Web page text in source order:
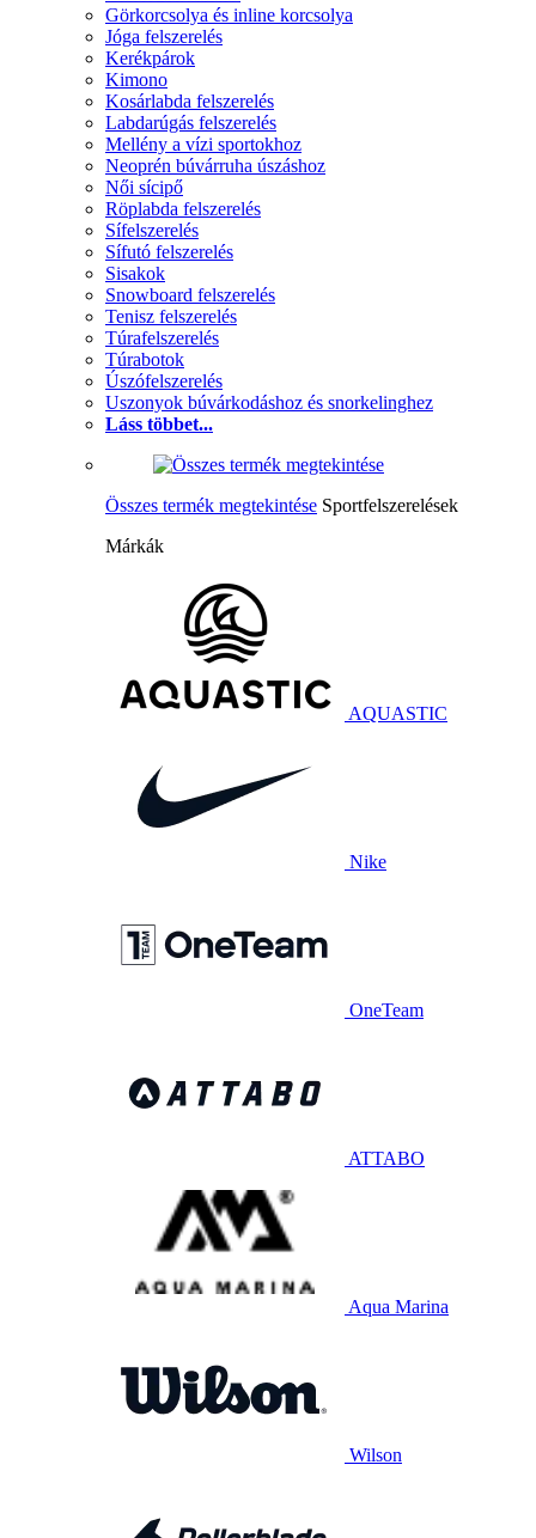
Görkorcsolya és inline korcsolya
Jóga felszerelés
Kerékpárok
Kimono
Kosárlabda felszerelés
Labdarúgás felszerelés
Mellény a vízi sportokhoz
Neoprén búvárruha úszáshoz
Női sícipő
Röplabda felszerelés
Sífelszerelés
Sífutó felszerelés
Sisakok
Snowboard felszerelés
Tenisz felszerelés
Túrafelszerelés
Túrabotok
Úszófelszerelés
Uszonyok búvárkodáshoz és snorkelinghez
Láss többet...
Összes termék megtekintése Sportfelszerelések
Márkák
AQUASTIC
Nike
OneTeam
ATTABO
Aqua Marina
Wilson